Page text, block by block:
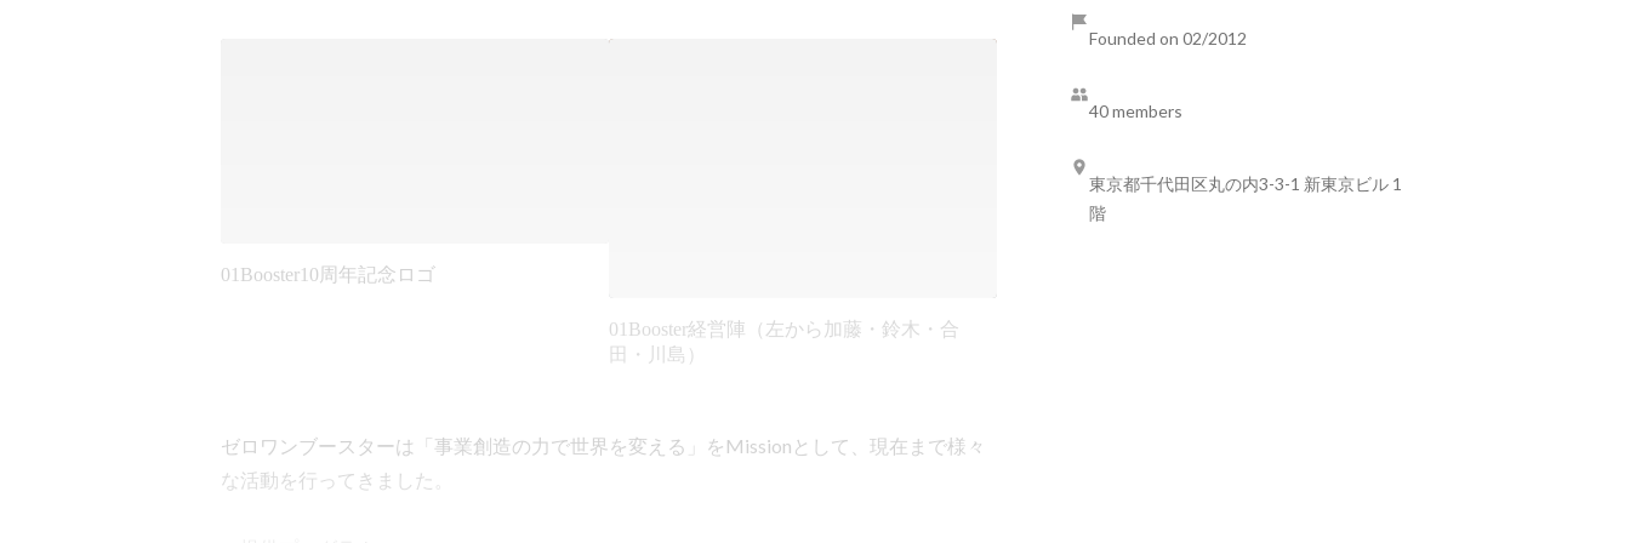
01Booster10周年記念ロゴ
01Booster経営陣（左から加藤・鈴木・合
田・川島）
ゼロワンブースターは「事業創造の力で世界を変える」をMissionとして、現在まで様々
な活動を行ってきました。
Founded on 02/2012
40 members
東京都千代田区丸の内3-3-1 新東京ビル 1
階